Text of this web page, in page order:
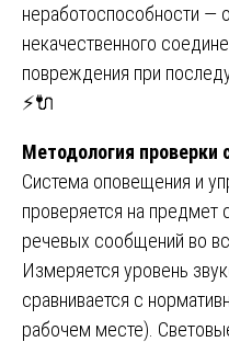
неработоспособности —
некачественного
повреждения при
⚡🔌
Методология
Система оповещения и
проверяется на предмет
речевых сообщений во
Измеряется уровень
сравнивается с
рабочем месте).